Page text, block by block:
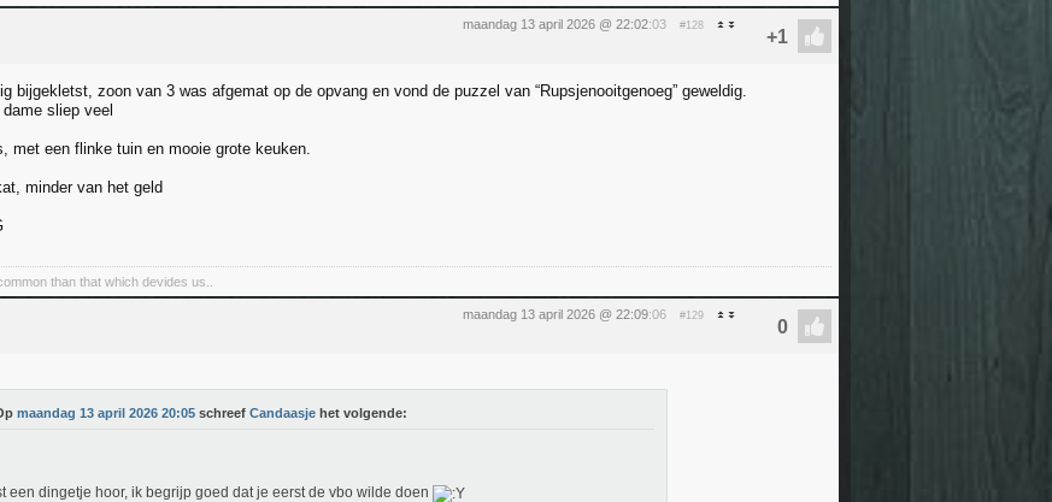
maandag 13 april 2026 @ 22:02:03 #128
bijgekletst, zoon van 3 was afgemat op de opvang en vond de puzzel van “Rupsjenooitgenoeg” geweldig.
sliep veel
met een flinke tuin en mooie grote keuken.
minder van het geld
than that which devides us..
maandag 13 april 2026 @ 22:09:06 #129
maandag 13 april 2026 20:05 schreef Candaasje het volgende:
een dingetje hoor, ik begrijp goed dat je eerst de vbo wilde doen